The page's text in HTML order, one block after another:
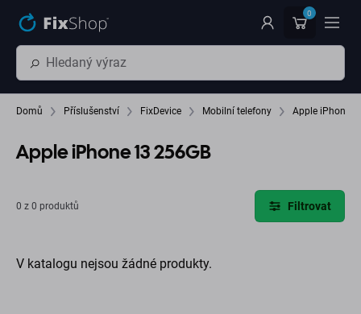
0
Domů Příslušenství FixDevice Mobilní telefony Apple iPhone
Apple iPhone 13 256GB
0 z 0 produktů Filtrovat
V katalogu nejsou žádné produkty.